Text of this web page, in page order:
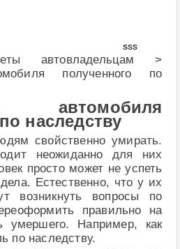
sss
автовладельцам >
полученного по
автомобиля
наследству
свойственно умирать.
неожиданно для них
просто может не успеть
Естественно, что у их
возникнуть вопросы по
правильно на
умершего. Например, как
по наследству.